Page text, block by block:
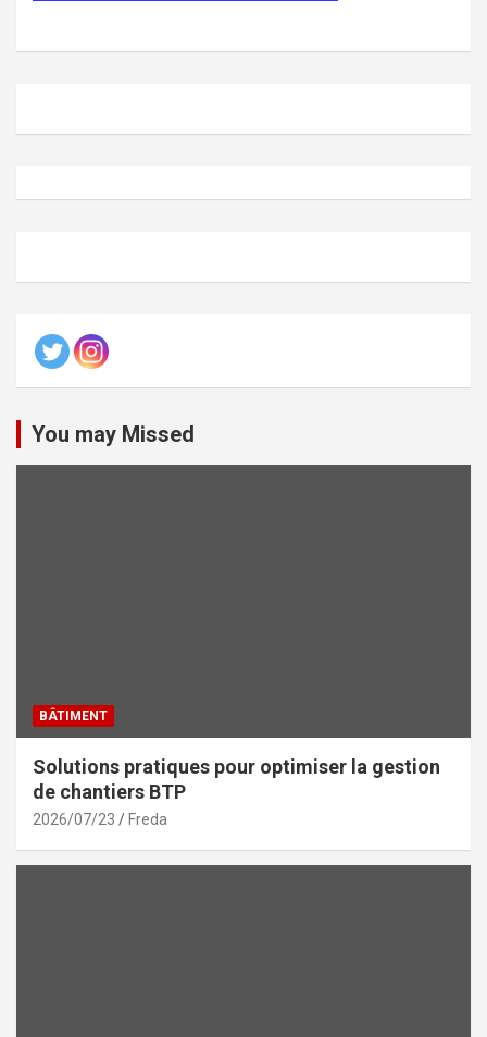
You may Missed
BÂTIMENT
Solutions pratiques pour optimiser la gestion
de chantiers BTP
2026/07/23 Freda